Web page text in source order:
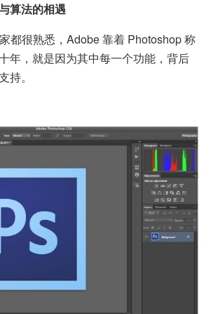
算法的相遇
都很熟悉，Adobe 靠着 Photoshop 称
年，就是因为其中每一个功能，背后
持。